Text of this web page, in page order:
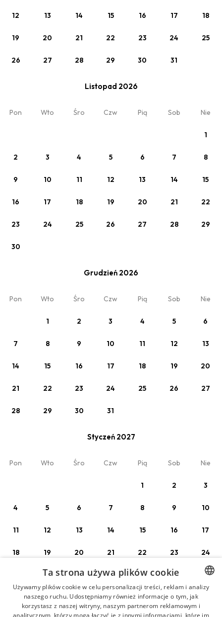
12 13 14 15 16 17 18
19 20 21 22 23 24 25
26 27 28 29 30 31
Listopad 2026
Pon Wto Śro Czw Pią Sob Nie
1
2 3 4 5 6 7 8
9 10 11 12 13 14 15
16 17 18 19 20 21 22
23 24 25 26 27 28 29
30
Grudzień 2026
Pon Wto Śro Czw Pią Sob Nie
1 2 3 4 5 6
7 8 9 10 11 12 13
14 15 16 17 18 19 20
21 22 23 24 25 26 27
28 29 30 31
Styczeń 2027
Pon Wto Śro Czw Pią Sob Nie
1 2 3
4 5 6 7 8 9 10
11 12 13 14 15 16 17
18 19 20 21 22 23 24
26 27 28 29 30 31
Luty 2027
Min. 2 noce
Pobyt ze śniadaniem
śniadanie w cenie (BB)
Twój pobyt
2 x Dorośli
POLISH
GERMAN
Ta strona używa plików cookie
Używamy plików cookie w celu personalizacji treści, reklam i analizy
naszego ruchu. Udostępniamy również informacje o tym, jak
korzystasz z naszej witryny, naszym partnerom reklamowym i
analitycznym, którzy mogą łączyć je z innymi informacjami, które im